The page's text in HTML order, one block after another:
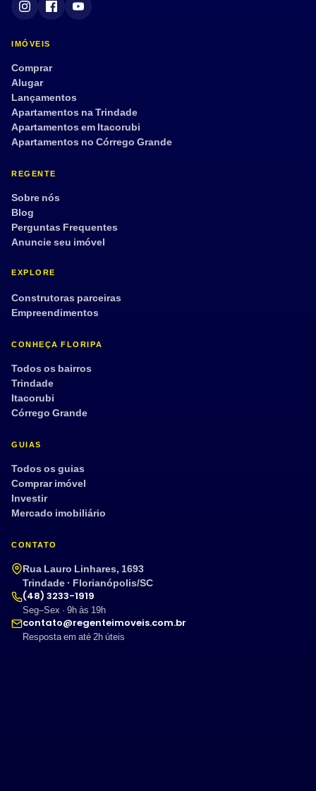
IMÓVEIS
Comprar
Alugar
Lançamentos
Apartamentos na Trindade
Apartamentos em Itacorubi
Apartamentos no Córrego Grande
REGENTE
Sobre nós
Blog
Perguntas Frequentes
Anuncie seu imóvel
EXPLORE
Construtoras parceiras
Empreendimentos
CONHEÇA FLORIPA
Todos os bairros
Trindade
Itacorubi
Córrego Grande
GUIAS
Todos os guias
Comprar imóvel
Investir
Mercado imobiliário
CONTATO
Rua Lauro Linhares, 1693
Trindade · Florianópolis/SC
(48) 3233-1919
Seg–Sex · 9h às 19h
contato@regenteimoveis.com.br
Resposta em até 2h úteis